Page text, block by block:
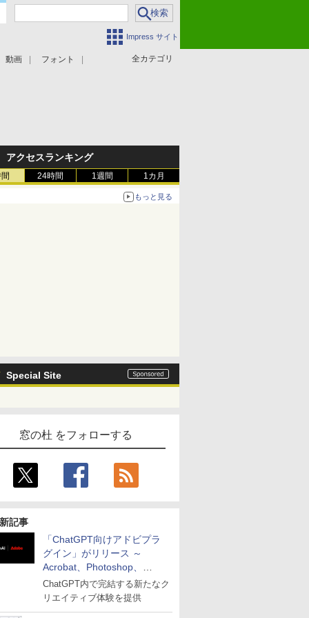
Impress サイト
全カテゴリ
動画 フォント
アクセスランキング
24時間 1週間 1カ月
もっと見る
Special Site
窓の杜 をフォローする
記事
「ChatGPT向けアドビプラ
グイン」がリリース ～
Acrobat、Photoshop、
Premiereなどの機能を1つの
プラグインに統合
ChatGPT内で完結する新たなク
リエイティブ体験を提供